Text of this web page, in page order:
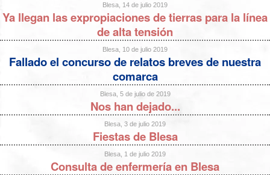
Blesa, 14 de julio 2019
Ya llegan las expropiaciones de tierras para la línea
de alta tensión
Blesa, 10 de julio 2019
Fallado el concurso de relatos breves de nuestra
comarca
Blesa, 5 de julio de 2019
Nos han dejado...
Blesa, 3 de julio 2019
Fiestas de Blesa
Blesa, 1 de julio 2019
Consulta de enfermería en Blesa